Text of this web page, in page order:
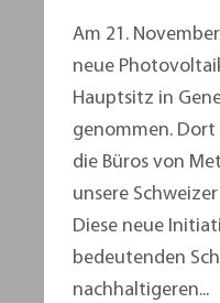
Am 21.
neue
Hauptsitz in
genommen. Dort
die Büros von
unsere
Diese neue
bedeutenden
nachhaltigeren...